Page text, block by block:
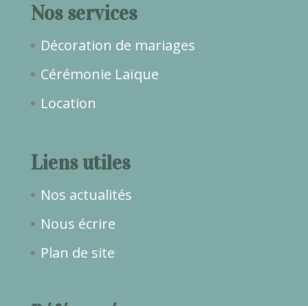
Nos services
Décoration de mariages
Cérémonie Laïque
Location
Liens utiles
Nos actualités
Nous écrire
Plan de site